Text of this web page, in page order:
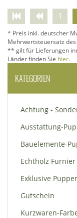
1
* Preis inkl. deutscher
Mehrwertsteuersatz
** gilt für Lieferungen
Länder finden Sie hier.
KATEGORIEN
Achtung -
Ausstattung-
Bauelemente-
Echtholz Furnier
Exklusive
Gutschein
Kurzwaren-